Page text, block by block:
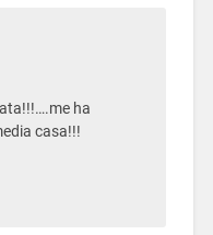
ha
casa!!!